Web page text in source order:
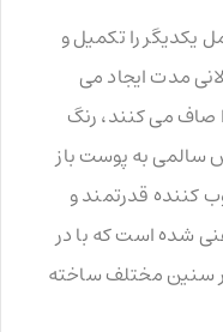
یکدیگر را تکمیل و
مدت ایجاد می
صاف می کنند، رنگ
به پوست باز
کننده قدرتمند و
شده است که با در
سنین مختلف ساخته